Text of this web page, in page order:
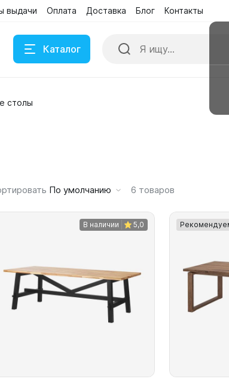
выдачи Оплата Доставка Блог Контакты
Каталог
колонки
столы
По умолчанию 6 товаров
В наличии 5,0